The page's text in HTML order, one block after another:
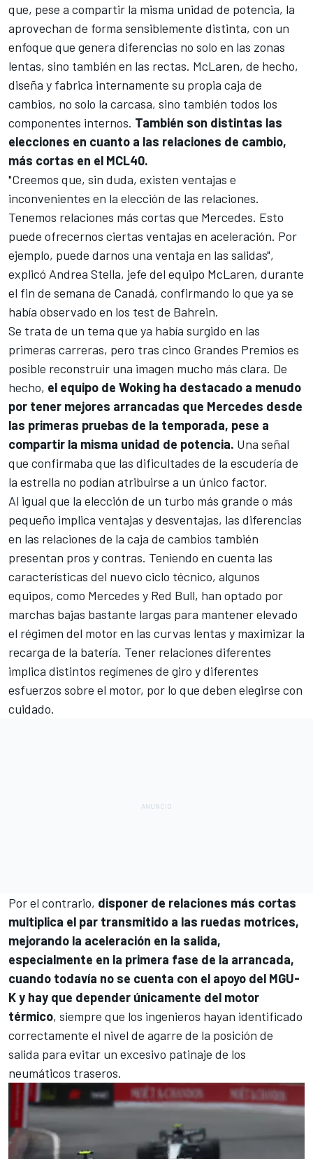
que, pese a compartir la misma unidad de potencia, la
aprovechan de forma sensiblemente distinta, con un
enfoque que genera diferencias no solo en las zonas
lentas, sino también en las rectas. McLaren, de hecho,
diseña y fabrica internamente su propia caja de
cambios, no solo la carcasa, sino también todos los
componentes internos. También son distintas las
elecciones en cuanto a las relaciones de cambio,
más cortas en el MCL40.
"Creemos que, sin duda, existen ventajas e
inconvenientes en la elección de las relaciones.
Tenemos relaciones más cortas que Mercedes. Esto
puede ofrecernos ciertas ventajas en aceleración. Por
ejemplo, puede darnos una ventaja en las salidas",
explicó Andrea Stella, jefe del equipo McLaren, durante
el fin de semana de Canadá, confirmando lo que ya se
había observado en los test de Bahrein.
Se trata de un tema que ya había surgido en las
primeras carreras, pero tras cinco Grandes Premios es
posible reconstruir una imagen mucho más clara. De
hecho, el equipo de Woking ha destacado a menudo
por tener mejores arrancadas que Mercedes desde
las primeras pruebas de la temporada, pese a
compartir la misma unidad de potencia. Una señal
que confirmaba que las dificultades de la escudería de
la estrella no podían atribuirse a un único factor.
Al igual que la elección de un turbo más grande o más
pequeño implica ventajas y desventajas, las diferencias
en las relaciones de la caja de cambios también
presentan pros y contras. Teniendo en cuenta las
características del nuevo ciclo técnico, algunos
equipos, como Mercedes y Red Bull, han optado por
marchas bajas bastante largas para mantener elevado
el régimen del motor en las curvas lentas y maximizar la
recarga de la batería. Tener relaciones diferentes
implica distintos regímenes de giro y diferentes
esfuerzos sobre el motor, por lo que deben elegirse con
cuidado.
Por el contrario, disponer de relaciones más cortas
multiplica el par transmitido a las ruedas motrices,
mejorando la aceleración en la salida,
especialmente en la primera fase de la arrancada,
cuando todavía no se cuenta con el apoyo del MGU-
K y hay que depender únicamente del motor
térmico, siempre que los ingenieros hayan identificado
correctamente el nivel de agarre de la posición de
salida para evitar un excesivo patinaje de los
neumáticos traseros.